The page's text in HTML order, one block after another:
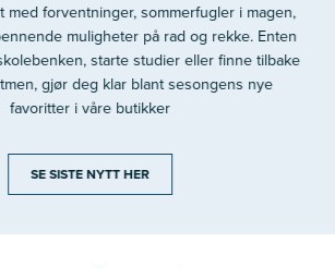
med forventninger, sommerfugler i magen,
muligheter på rad og rekke. Enten
starte studier eller finne tilbake
gjør deg klar blant sesongens nye
favoritter i våre butikker
SE SISTE NYTT HER